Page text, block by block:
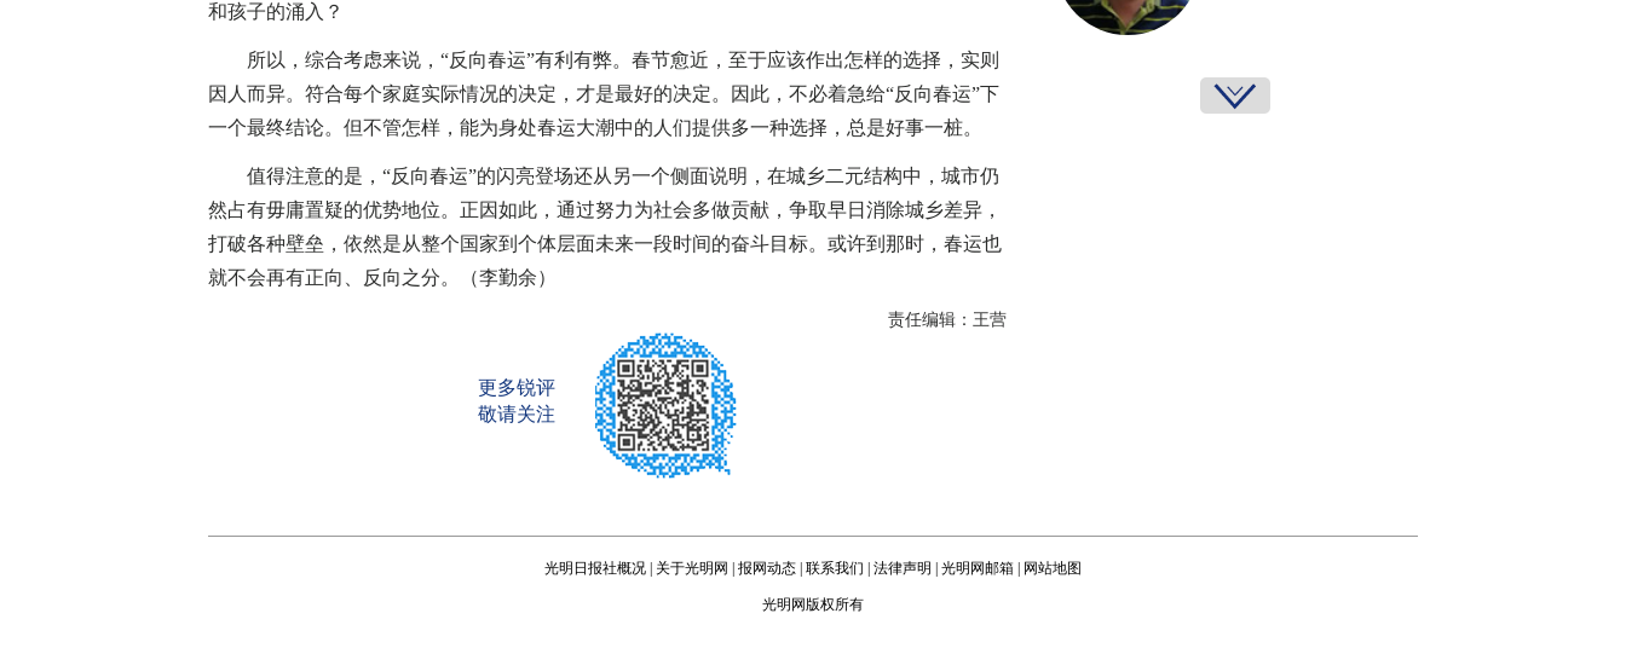
和孩子的涌入？
所以，综合考虑来说，“反向春运”有利有弊。春节愈近，至于应该作出怎样的选择，实则
因人而异。符合每个家庭实际情况的决定，才是最好的决定。因此，不必着急给“反向春运”下
一个最终结论。但不管怎样，能为身处春运大潮中的人们提供多一种选择，总是好事一桩。
值得注意的是，“反向春运”的闪亮登场还从另一个侧面说明，在城乡二元结构中，城市仍
然占有毋庸置疑的优势地位。正因如此，通过努力为社会多做贡献，争取早日消除城乡差异，
打破各种壁垒，依然是从整个国家到个体层面未来一段时间的奋斗目标。或许到那时，春运也
就不会再有正向、反向之分。（李勤余）
责任编辑：王营
更多锐评
敬请关注
光明日报社概况 关于光明网 报网动态 联系我们 法律声明 光明网邮箱 网站地图
光明网版权所有